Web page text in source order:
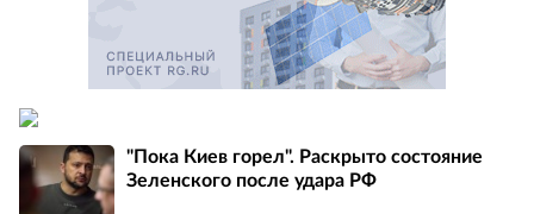
"Пока Киев горел". Раскрыто состояние
Зеленского после удара РФ